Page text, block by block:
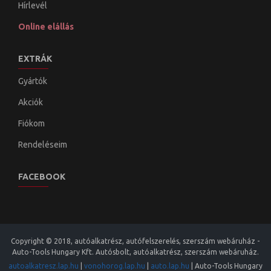
Hírlevél
Online elállás
EXTRÁK
Gyártók
Akciók
Fiókom
Rendeléseim
FACEBOOK
Copyright © 2018, autóalkatrész, autófelszerelés, szerszám webáruház -
Auto-Tools Hungary Kft. Autósbolt, autóalkatrész, szerszám webáruház.
autoalkatresz.lap.hu
vonohorog.lap.hu auto.lap.hu Auto-Tools Hungary